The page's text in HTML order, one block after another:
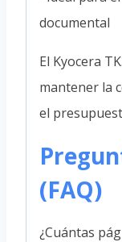
documental
El Kyocera
mantener la
el
(FAQ)
¿Cuántas